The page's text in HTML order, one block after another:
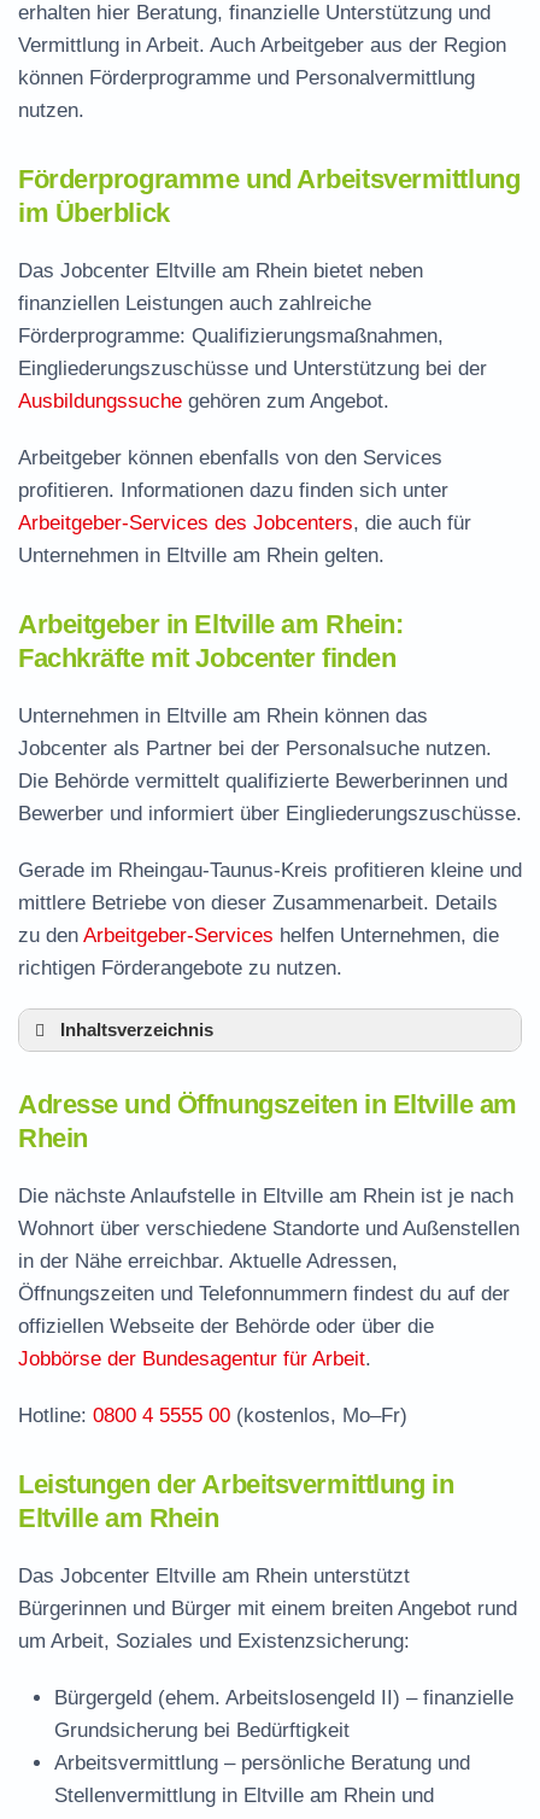
erhalten hier Beratung, finanzielle Unterstützung und
Vermittlung in Arbeit. Auch Arbeitgeber aus der Region
können Förderprogramme und Personalvermittlung
nutzen.
Förderprogramme und Arbeitsvermittlung
im Überblick
Das Jobcenter Eltville am Rhein bietet neben
finanziellen Leistungen auch zahlreiche
Förderprogramme: Qualifizierungsmaßnahmen,
Eingliederungszuschüsse und Unterstützung bei der
Ausbildungssuche gehören zum Angebot.
Arbeitgeber können ebenfalls von den Services
profitieren. Informationen dazu finden sich unter
Arbeitgeber-Services des Jobcenters, die auch für
Unternehmen in Eltville am Rhein gelten.
Arbeitgeber in Eltville am Rhein:
Fachkräfte mit Jobcenter finden
Unternehmen in Eltville am Rhein können das
Jobcenter als Partner bei der Personalsuche nutzen.
Die Behörde vermittelt qualifizierte Bewerberinnen und
Bewerber und informiert über Eingliederungszuschüsse.
Gerade im Rheingau-Taunus-Kreis profitieren kleine und
mittlere Betriebe von dieser Zusammenarbeit. Details
zu den Arbeitgeber-Services helfen Unternehmen, die
richtigen Förderangebote zu nutzen.
Inhaltsverzeichnis
Rhein
Leistungen der Arbeitsvermittlung in Eltville
am Rhein
Termin vereinbaren und Bürgergeld beantragen
Jobcenter Rheingau-Taunus-Kreis –
zuständige Stelle
Stellenangebote und Jobbörse in Eltville am
Häufige Fragen rund ums Jobcenter
Adresse und Öffnungszeiten in Eltville am
Rhein
Die nächste Anlaufstelle in Eltville am Rhein ist je nach
Wohnort über verschiedene Standorte und Außenstellen
in der Nähe erreichbar. Aktuelle Adressen,
Öffnungszeiten und Telefonnummern findest du auf der
offiziellen Webseite der Behörde oder über die
Jobbörse der Bundesagentur für Arbeit.
Hotline: 0800 4 5555 00 (kostenlos, Mo–Fr)
Leistungen der Arbeitsvermittlung in
Eltville am Rhein
Das Jobcenter Eltville am Rhein unterstützt
Bürgerinnen und Bürger mit einem breiten Angebot rund
um Arbeit, Soziales und Existenzsicherung:
Bürgergeld (ehem. Arbeitslosengeld II) – finanzielle
Grundsicherung bei Bedürftigkeit
Arbeitsvermittlung – persönliche Beratung und
Stellenvermittlung in Eltville am Rhein und